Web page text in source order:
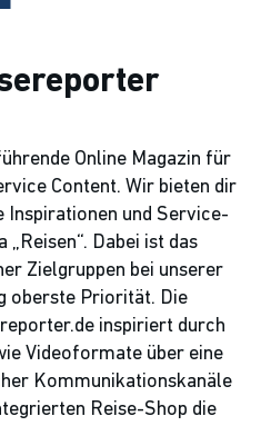
Online Magazin für
Content. Wir bieten dir
und Service-
Dabei ist das
Zielgruppen bei unserer
oberste Priorität. Die
inspiriert durch
Videoformate über eine
Kommunikationskanäle
Reise-Shop die